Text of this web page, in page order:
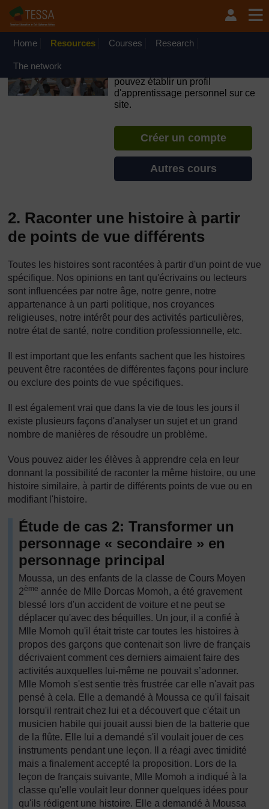
Passer au contenu principal
OpenLearn Create will be unavailable on Wednesday 12
August 2026 from 8am to 10.30am (GMT) due to routine
Home Resources Courses Research
The network
pouvez établir un profil
d'apprentissage personnel sur ce
site.
Créer un compte
Autres cours
2. Raconter une histoire à partir
de points de vue différents
Toutes les histoires sont racontées à partir d'un point de vue
spécifique. Nos opinions en tant qu'écrivains ou lecteurs
sont influencées par notre âge, notre genre, notre
appartenance à un parti politique, nos croyances
religieuses, notre intérêt pour des activités particulières,
notre état de santé, notre condition professionnelle, etc.
Il est important que les enfants sachent que les histoires
peuvent être racontées de différentes façons pour inclure
ou exclure des points de vue spécifiques.
Il est également vrai que dans la vie de tous les jours il
existe plusieurs façons d'analyser un sujet et un grand
nombre de manières de résoudre un problème.
Vous pouvez aider les élèves à apprendre cela en leur
donnant la possibilité de raconter la même histoire, ou une
histoire similaire, à partir de différents points de vue ou en
modifiant l'histoire.
Étude de cas 2: Transformer un
personnage « secondaire » en
personnage principal
Moussa, un des enfants de la classe de Cours Moyen
2ème année de Mlle Dorcas Momoh, a été gravement
blessé lors d'un accident de voiture et ne peut se
déplacer qu'avec des béquilles. Un jour, il a confié à
Mlle Momoh qu'il était triste car toutes les histoires à
propos des garçons que contenait son livre de français
décrivaient comment ces derniers aimaient faire des
activités auxquelles lui-même ne pouvait s’adonner.
Mlle Momoh s'est sentie très frustrée car elle n'avait pas
pensé à cela. Elle a demandé à Moussa ce qu'il faisait
lorsqu'il rentrait chez lui et a découvert que c'était un
musicien habile qui jouait aussi bien de la batterie que
de la flûte. Elle lui a demandé s'il voulait jouer de ces
instruments pendant une leçon. Il a réagi avec timidité
mais a finalement accepté la proposition. Lors de la
leçon de français suivante, Mlle Momoh a indiqué à la
classe qu'elle voulait leur donner quelques idées pour
qu'ils rédigent une histoire. Elle a demandé à Moussa